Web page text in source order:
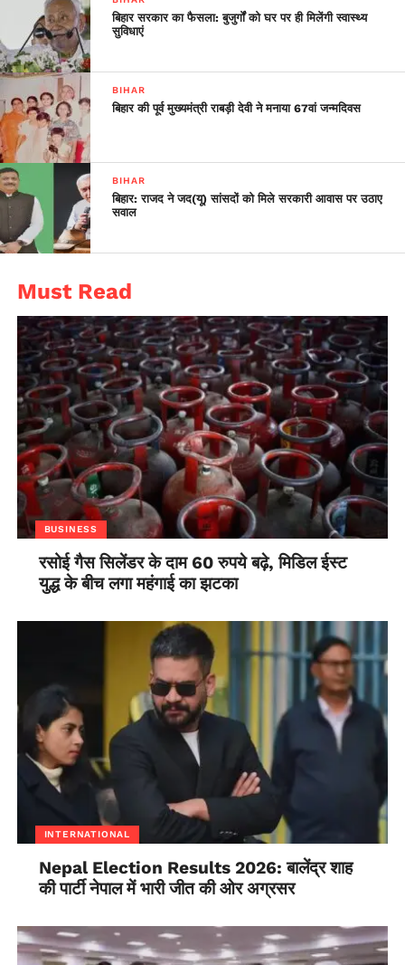
विधानसभा में विपक्ष के नेता तेजस्वी यादव भी मामले में आरोपी हैं। सीबीआई
मामले की जांच कर रही है।
बिहार सरकार का फैसला: बुजुर्गों को घर पर ही मिलेंगी स्वास्थ्य
सुविधाएं
BIHAR
बिहार की पूर्व मुख्यमंत्री राबड़ी देवी ने मनाया 67वां जन्मदिवस
BIHAR
बिहार: राजद ने जद(यू) सांसदों को मिले सरकारी आवास पर उठाए
सवाल
Must Read
BUSINESS
रसोई गैस सिलेंडर के दाम 60 रुपये बढ़े, मिडिल ईस्ट
युद्ध के बीच लगा महंगाई का झटका
INTERNATIONAL
Nepal Election Results 2026: बालेंद्र शाह
की पार्टी नेपाल में भारी जीत की ओर अग्रसर